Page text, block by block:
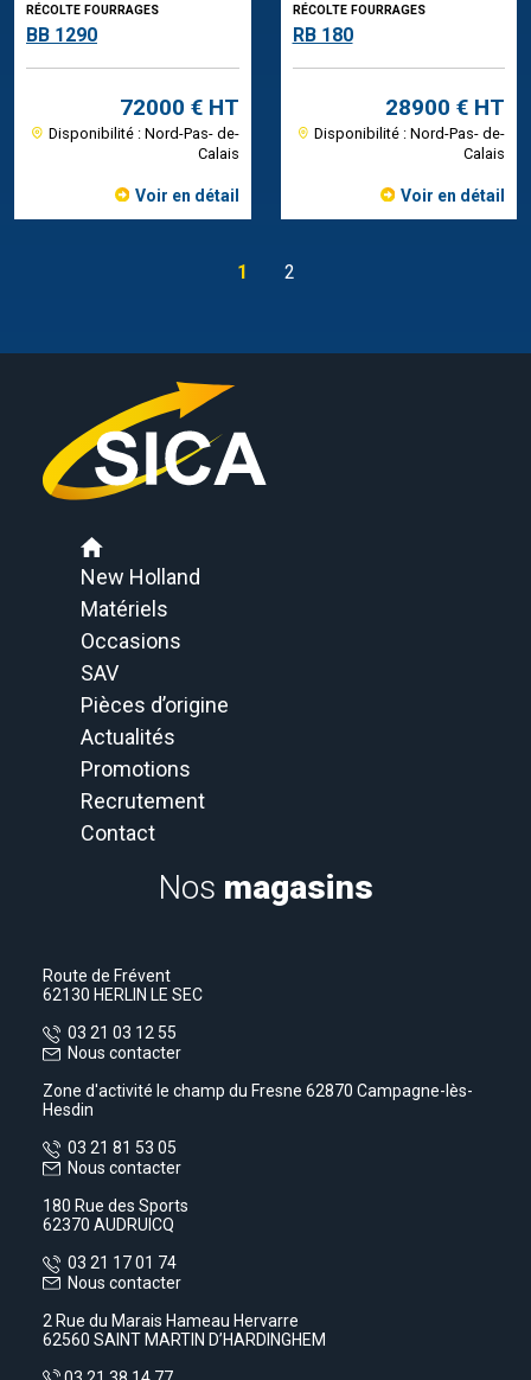
RÉCOLTE FOURRAGES
BB 1290
72000 € HT
Disponibilité : Nord-Pas- de-
Calais
Voir en détail
RÉCOLTE FOURRAGES
RB 180
28900 € HT
Disponibilité : Nord-Pas- de-
Calais
Voir en détail
1 2
New Holland
Matériels
Occasions
SAV
Pièces d’origine
Actualités
Promotions
Recrutement
Contact
Nos magasins
Route de Frévent
62130 HERLIN LE SEC
03 21 03 12 55
Nous contacter
Zone d'activité le champ du Fresne 62870 Campagne-lès-
Hesdin
03 21 81 53 05
Nous contacter
180 Rue des Sports
62370 AUDRUICQ
03 21 17 01 74
Nous contacter
2 Rue du Marais Hameau Hervarre
62560 SAINT MARTIN D’HARDINGHEM